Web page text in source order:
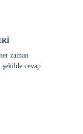
zaman
cevap